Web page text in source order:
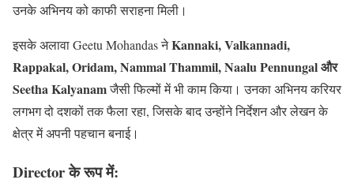
उनके अभिनय को काफी सराहना मिली।
इसके अलावा Geetu Mohandas नेKannaki, Valkannadi,
Rappakal, Oridam, Nammal Thammil, Naalu Pennungal और
Seetha Kalyanamजैसी फिल्मों में भी काम किया। उनका अभिनय करियर
लगभग दो दशकों तक फैला रहा, जिसके बाद उन्होंने निर्देशन और लेखन के
क्षेत्र में अपनी पहचान बनाई।
Director के रूप में: